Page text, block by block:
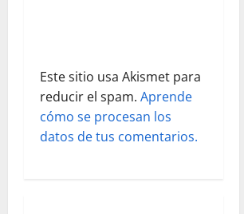
d
a
s
Este sitio usa Akismet para
reducir el spam. Aprende
cómo se procesan los
datos de tus comentarios.